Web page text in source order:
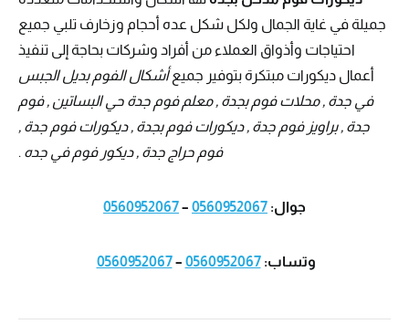
جميلة في غاية الجمال ولكل شكل عده أحجام وزخارف تلبي جميع
احتياجات وأذواق العملاء من أفراد وشركات بحاجة إلى تنفيذ
أعمال ديكورات مبتكرة بتوفير جميعأشكال الفوم بديل الجبس
في جدة , محلات فوم بجدة , معلم فوم جدة حي البساتين , فوم
جدة , براويز فوم جدة , ديكورات فوم بجدة , ديكورات فوم جدة ,
فوم حراج جدة , ديكور فوم في جده .
جوال: 0560952067
–
0560952067
وتساب:0560952067
–
0560952067